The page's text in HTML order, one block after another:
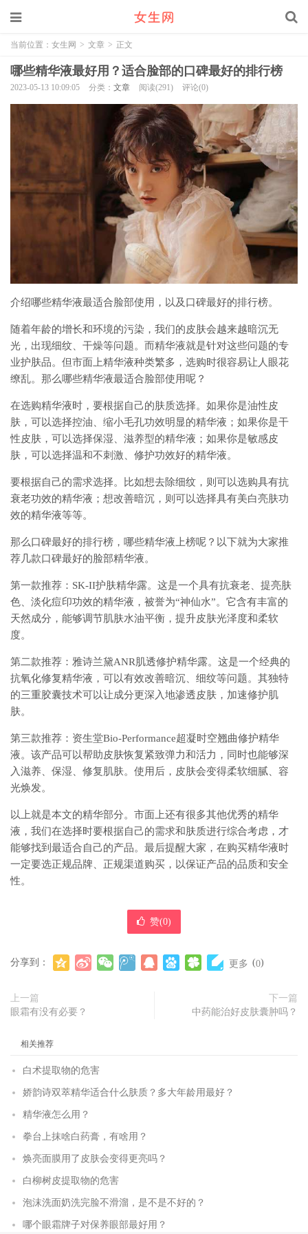
当前位置： 女生网 > 文章 > 正文
哪些精华液最好用？适合脸部的口碑最好的排行榜
2023-05-13 10:09:05 分类： 文章 阅读(291) 评论(0)
介绍哪些精华液最适合脸部使用，以及口碑最好的排行榜。
随着年龄的增长和环境的污染，我们的皮肤会越来越暗沉无
光，出现细纹、干燥等问题。而精华液就是针对这些问题的专
业护肤品。但市面上精华液种类繁多，选购时很容易让人眼花
缭乱。那么哪些精华液最适合脸部使用呢？
在选购精华液时，要根据自己的肤质选择。如果你是油性皮
肤，可以选择控油、缩小毛孔功效明显的精华液；如果你是干
性皮肤，可以选择保湿、滋养型的精华液；如果你是敏感皮
肤，可以选择温和不刺激、修护功效好的精华液。
要根据自己的需求选择。比如想去除细纹，则可以选购具有抗
衰老功效的精华液；想改善暗沉，则可以选择具有美白亮肤功
效的精华液等等。
那么口碑最好的排行榜，哪些精华液上榜呢？以下就为大家推
荐几款口碑最好的脸部精华液。
第一款推荐：SK-II护肤精华露。这是一个具有抗衰老、提亮肤
色、淡化痘印功效的精华液，被誉为“神仙水”。它含有丰富的
天然成分，能够调节肌肤水油平衡，提升皮肤光泽度和柔软
度。
第二款推荐：雅诗兰黛ANR肌透修护精华露。这是一个经典的
抗氧化修复精华液，可以有效改善暗沉、细纹等问题。其独特
的三重胶囊技术可以让成分更深入地渗透皮肤，加速修护肌
肤。
第三款推荐：资生堂Bio-Performance超凝时空翘曲修护精华
液。该产品可以帮助皮肤恢复紧致弹力和活力，同时也能够深
入滋养、保湿、修复肌肤。使用后，皮肤会变得柔软细腻、容
光焕发。
以上就是本文的精华部分。市面上还有很多其他优秀的精华
液，我们在选择时要根据自己的需求和肤质进行综合考虑，才
能够找到最适合自己的产品。最后提醒大家，在购买精华液时
一定要选正规品牌、正规渠道购买，以保证产品的品质和安全
性。
赞(0)
分享到： 更多 (0)
上一篇
眼霜有没有必要？
下一篇
中药能治好皮肤囊肿吗？
相关推荐
白术提取物的危害
娇韵诗双萃精华适合什么肤质？多大年龄用最好？
精华液怎么用？
拳台上抹啥白药膏，有啥用？
焕亮面膜用了皮肤会变得更亮吗？
白柳树皮提取物的危害
泡沫洗面奶洗完脸不滑溜，是不是不好的？
哪个眼霜牌子对保养眼部最好用？